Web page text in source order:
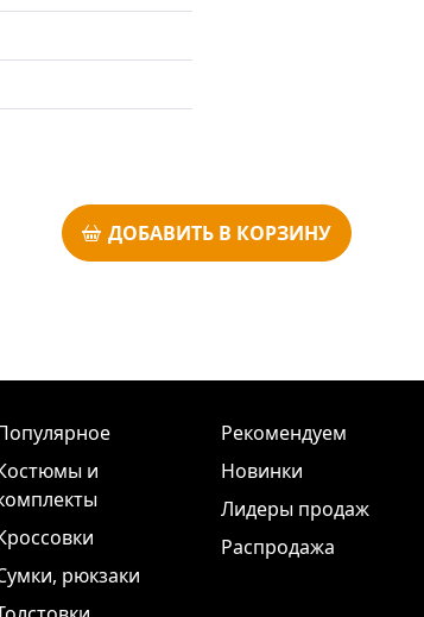
ДОБАВИТЬ В КОРЗИНУ
и
рюкзаки
Рекомендуем
Новинки
Лидеры продаж
Распродажа